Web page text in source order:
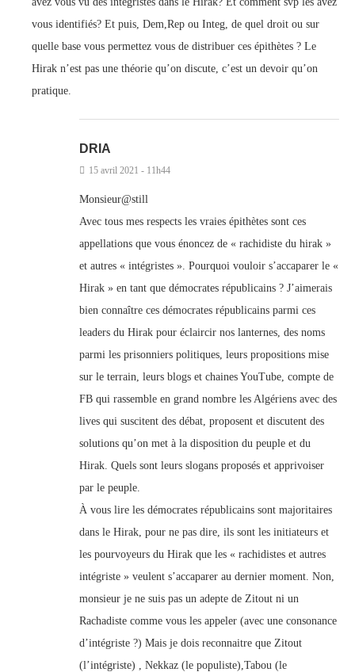
vous identifiés? Et puis, Dem,Rep ou Integ, de quel droit ou sur
quelle base vous permettez vous de distribuer ces épithètes ? Le
Hirak n’est pas une théorie qu’on discute, c’est un devoir qu’on
pratique.
DRIA
15 avril 2021 - 11h44
Monsieur@still
Avec tous mes respects les vraies épithètes sont ces
appellations que vous énoncez de « rachidiste du hirak »
et autres « intégristes ». Pourquoi vouloir s’accaparer le «
Hirak » en tant que démocrates républicains ? J’aimerais
bien connaître ces démocrates républicains parmi ces
leaders du Hirak pour éclaircir nos lanternes, des noms
parmi les prisonniers politiques, leurs propositions mise
sur le terrain, leurs blogs et chaines YouTube, compte de
FB qui rassemble en grand nombre les Algériens avec des
lives qui suscitent des débat, proposent et discutent des
solutions qu’on met à la disposition du peuple et du
Hirak. Quels sont leurs slogans proposés et apprivoiser
par le peuple.
À vous lire les démocrates républicains sont majoritaires
dans le Hirak, pour ne pas dire, ils sont les initiateurs et
les pourvoyeurs du Hirak que les « rachidistes et autres
intégriste » veulent s’accaparer au dernier moment. Non,
monsieur je ne suis pas un adepte de Zitout ni un
Rachadiste comme vous les appeler (avec une consonance
d’intégriste ?) Mais je dois reconnaitre que Zitout
(l’intégriste) , Nekkaz (le populiste),Tabou (le